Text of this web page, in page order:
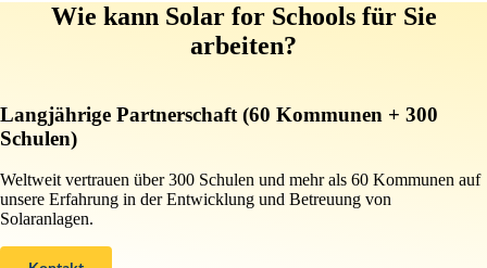
Wie kann Solar for Schools für Sie
arbeiten?
Langjährige Partnerschaft (60 Kommunen + 300
Schulen)
Weltweit vertrauen über 300 Schulen und mehr als 60 Kommunen auf
unsere Erfahrung in der Entwicklung und Betreuung von
Solaranlagen.